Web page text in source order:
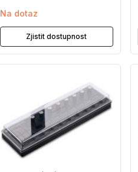
Na dotaz
Zjistit dostupnost